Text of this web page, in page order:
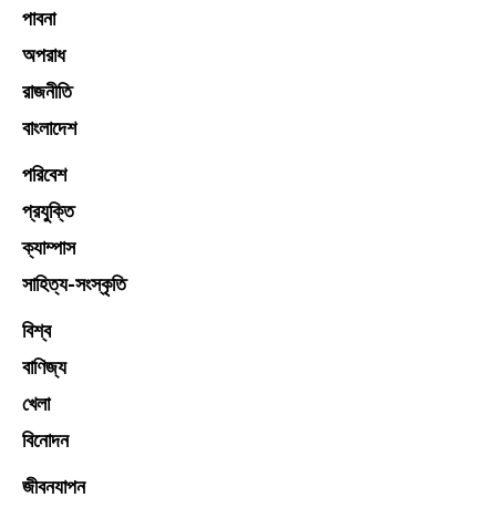
পাবনা
অপরাধ
রাজনীতি
বাংলাদেশ
পরিবেশ
প্রযুক্তি
ক্যাম্পাস
সাহিত্য-সংস্কৃতি
বিশ্ব
বাণিজ্য
খেলা
বিনোদন
জীবনযাপন